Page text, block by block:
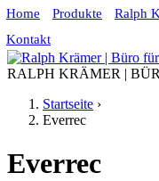
Jump to navigation
Home Produkte Ralph
Kontakt
RALPH KRÄMER |
Sie sind hier
Startseite ›
Everrec
Everrec